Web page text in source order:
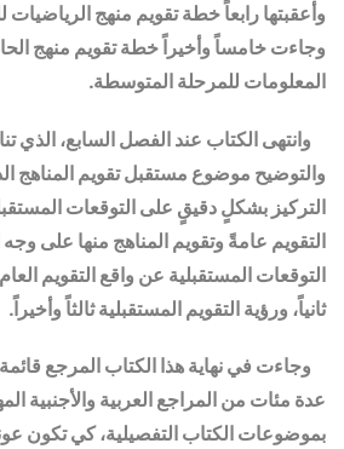
وأعقبتهارابعاً خطة تقويم منهج الرياضيات
وجاءت خامساً وأخيراً خطة تقويم منهج
المعلومات للمرحلة المتوسطة.
وانتهى الكتاب عند الفصل السابع، الذي
والتوضيح موضوع مستقبل تقويم المناهج
التركيز بشكلٍ دقيقٍ على التوقعات ال
التقويم عامةً وتقويم المناهج منها على
التوقعات المستقبلية عن واقع التقويم
ثانياً، ورؤية التقويم المستقبلية ثالثاً وأخيراً.
وجاءت في نهاية هذا الكتاب المرجع
عدة مئات من المراجع العربية والأجنبية
بموضوعات الكتاب التفصيلية، كي تكون